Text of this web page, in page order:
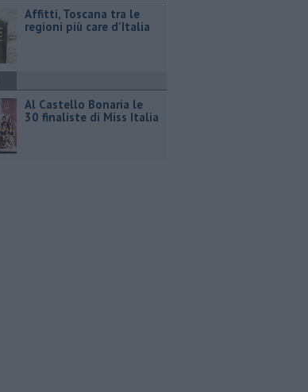
Affitti, Toscana tra le
regioni più care d'Italia
Al Castello Bonaria le
30 finaliste di Miss Italia